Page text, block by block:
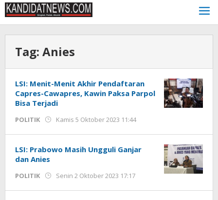
Lewati
ke
konten
Tag: Anies
LSI: Menit-Menit Akhir Pendaftaran
Capres-Cawapres, Kawin Paksa Parpol
Bisa Terjadi
POLITIK Kamis 5 Oktober 2023 11:44
Jackson
LSI: Prabowo Masih Ungguli Ganjar
dan Anies
POLITIK Senin 2 Oktober 2023 17:17
Jackson